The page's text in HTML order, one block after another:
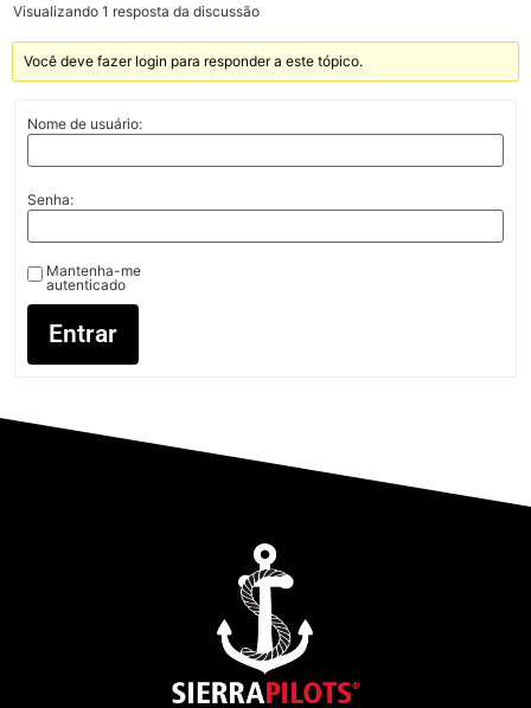
Visualizando 1 resposta da discussão
Você deve fazer login para responder a este tópico.
Nome de usuário:
Senha:
Mantenha-me
autenticado
Entrar